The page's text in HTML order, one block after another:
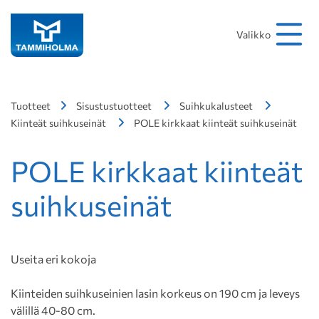
Valikko
Tuotteet Sisustustuotteet
Suihkukalusteet
Kiinteät suihkuseinät
POLE kirkkaat kiinteät suihkuseinät
POLE kirkkaat kiinteät
suihkuseinät
Useita eri kokoja
Kiinteiden suihkuseinien lasin korkeus on 190 cm ja leveys
välillä 40-80 cm.